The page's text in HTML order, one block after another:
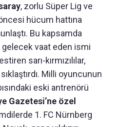
, zorlu Süper Lig ve
hücum hattına
Bu kapsamda
gelecek vaat eden ismi
sarı-kırmızılılar,
Milli oyuncunun
eski antrenörü
Gazetesi’ne özel
1. FC Nürnberg